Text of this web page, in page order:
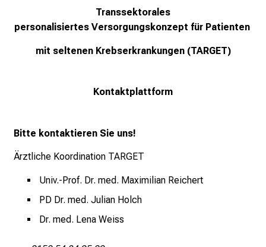
Transsektorales
personalisiertes Versorgungskonzept für Patienten
mit seltenen Krebserkrankungen (TARGET)
Kontaktplattform
Bitte kontaktieren Sie uns!
Ärztliche Koordination TARGET
Univ.-Prof. Dr. med. Maximilian Reichert
PD Dr. med. Julian Holch
Dr. med. Lena Weiss